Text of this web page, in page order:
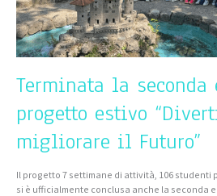
Terminata la
progetto estivo
migliorare il Futuro”
Il progetto 7 settimane di attività, 106 studenti
si è ufficialmente conclusa anche la seconda
Futuro”